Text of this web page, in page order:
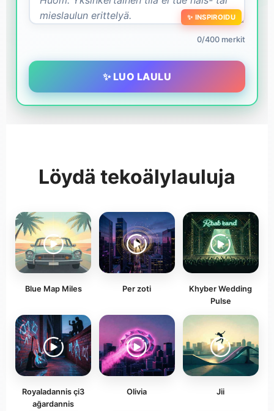
✨ INSPIROIDU
0/400 merkit
✨ LUO LAULU
Löydä tekoälylauluja
Blue Map Miles Per zoti
Khyber Wedding
Pulse
Royaladannis çi3
ağardannis
Olivia Jii